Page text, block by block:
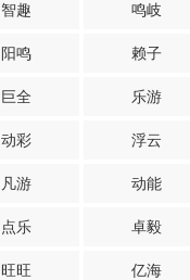
智趣 鸣岐
阳鸣 赖子
巨全 乐游
动彩 浮云
凡游 动能
点乐 卓毅
旺旺 亿海